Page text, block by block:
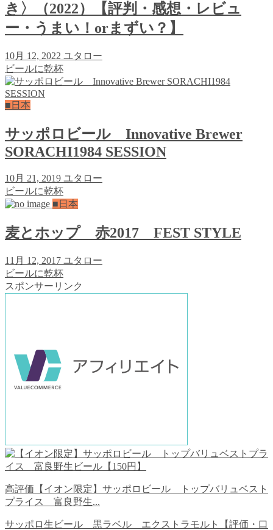
き〉（2022）【評判・感想・レビュ
ー・うまい！orまずい？】
10月 12, 2022 ユタロー
ビールに乾杯
■日本
サッポロビール Innovative Brewer
SORACHI1984 SESSION
10月 21, 2019 ユタロー
ビールに乾杯
■日本
麦とホップ 赤2017 FEST STYLE
11月 12, 2017 ユタロー
ビールに乾杯
スポンサーリンク
高評価【イオン限定】サッポロビール トップバリュベスト
プライス 富良野生...
サッポロ生ビール 黒ラベル エクストラモルト【評価・口